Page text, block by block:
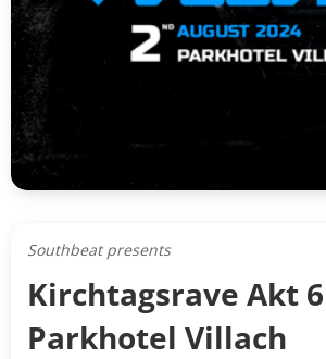
Southbeat presents
Kirchtagsrave Akt 6
Parkhotel Villach